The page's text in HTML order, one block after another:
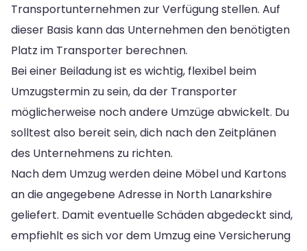
Transportunternehmen zur Verfügung stellen. Auf
dieser Basis kann das Unternehmen den benötigten
Platz im Transporter berechnen.
Bei einer Beiladung ist es wichtig, flexibel beim
Umzugstermin zu sein, da der Transporter
möglicherweise noch andere Umzüge abwickelt. Du
solltest also bereit sein, dich nach den Zeitplänen
des Unternehmens zu richten.
Nach dem Umzug werden deine Möbel und Kartons
an die angegebene Adresse in North Lanarkshire
geliefert. Damit eventuelle Schäden abgedeckt sind,
empfiehlt es sich vor dem Umzug eine Versicherung